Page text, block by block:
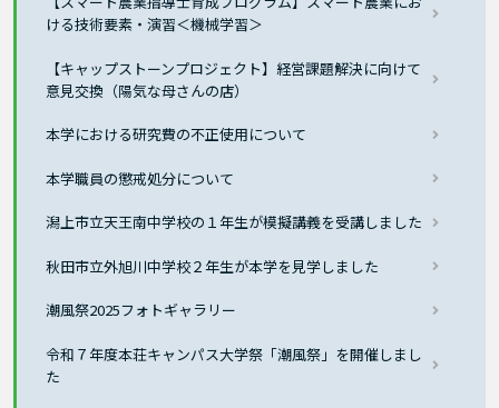
ける技術要素・演習＜機械学習＞
【キャップストーンプロジェクト】経営課題解決に向けて
意見交換（陽気な母さんの店）
本学における研究費の不正使用について
本学職員の懲戒処分について
潟上市立天王南中学校の１年生が模擬講義を受講しました
秋田市立外旭川中学校２年生が本学を見学しました
潮風祭2025フォトギャラリー
令和７年度本荘キャンパス大学祭「潮風祭」を開催しまし
た